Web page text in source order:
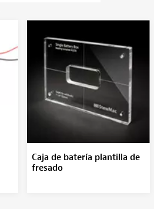
Caja de batería plantilla de
fresado